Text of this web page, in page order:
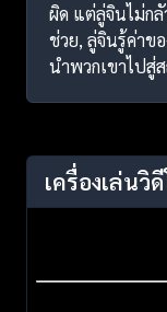
ผิด แต่ลู่จินไม่ก
ช่วย, ลู่จินรู้ค่าข
นำพวกเขาไปสู่
เครื่องเล่นวิ